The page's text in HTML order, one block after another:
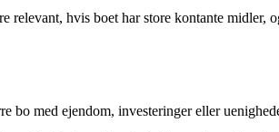
hvis boet har store kontante
med ejendom, investeringer eller